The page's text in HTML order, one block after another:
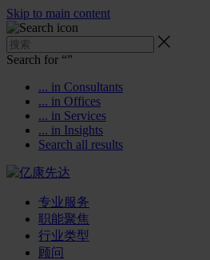
Skip to main content
Search for “”
... in Consultants
... in Offices
... in Services
... in Insights
Search all results
专业服务
职能聚焦
行业类型
顾问